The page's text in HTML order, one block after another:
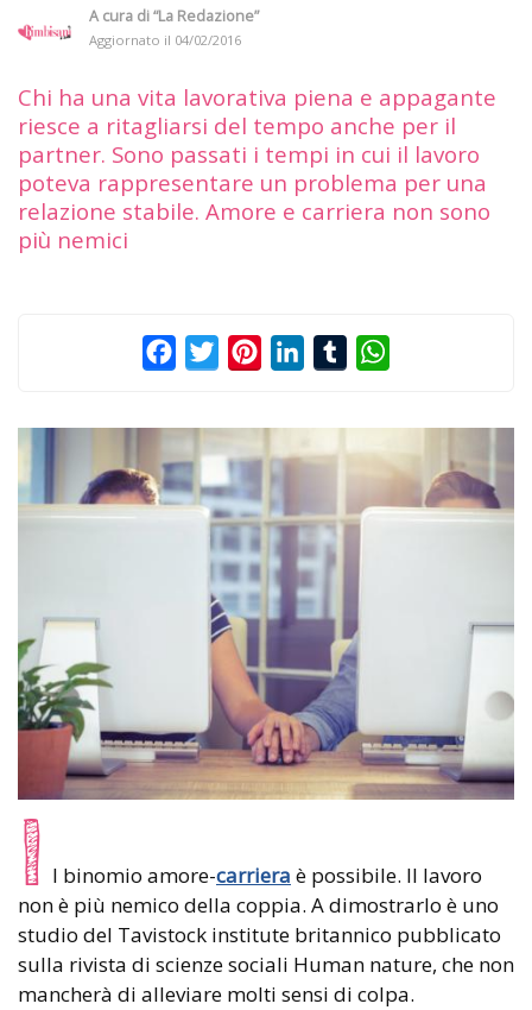
A cura di“La Redazione”
Aggiornato il 04/02/2016
Chi ha una vita lavorativa piena e appagante
riesce a ritagliarsi del tempo anche per il
partner. Sono passati i tempi in cui il lavoro
poteva rappresentare un problema per una
relazione stabile. Amore e carriera non sono
più nemici
FacebookTwitterPinterestLinkedInTumblr
I l binomio amore-carriera è possibile. Il lavoro
non è più nemico della coppia. A dimostrarlo è uno
studio del Tavistock institute britannico pubblicato
sulla rivista di scienze sociali Human nature, che non
mancherà di alleviare molti sensi di colpa.